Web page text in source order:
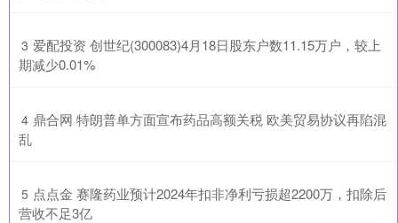
3 ​爱配投资 创世纪(300083)4月18日股东户数11.15万户，较上
期减少0.01%
4 ​鼎合网 特朗普单方面宣布药品高额关税 欧美贸易协议再陷混
乱
5 ​点点金 赛隆药业预计2024年扣非净利亏损超2200万，扣除后
营收不足3亿